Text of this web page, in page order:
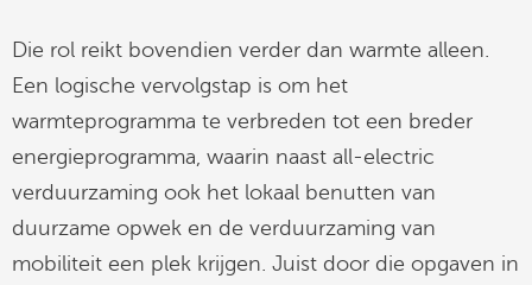
Die rol reikt bovendien verder dan warmte alleen.
Een logische vervolgstap is om het
warmteprogramma te verbreden tot een breder
energieprogramma, waarin naast all-electric
verduurzaming ook het lokaal benutten van
duurzame opwek en de verduurzaming van
mobiliteit een plek krijgen. Juist door die opgaven in